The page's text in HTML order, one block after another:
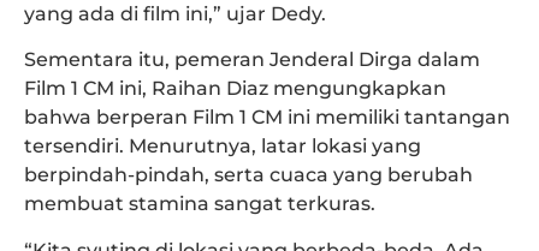
yang ada di film ini,” ujar Dedy.
Sementara itu, pemeran Jenderal Dirga dalam
Film 1 CM ini, Raihan Diaz mengungkapkan
bahwa berperan Film 1 CM ini memiliki tantangan
tersendiri. Menurutnya, latar lokasi yang
berpindah-pindah, serta cuaca yang berubah
membuat stamina sangat terkuras.